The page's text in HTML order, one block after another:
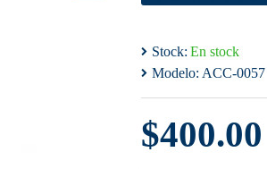
Stock: En stock
Modelo: ACC-0057
$400.00